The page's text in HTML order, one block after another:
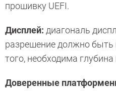
прошивку UEFI.
Дисплей: диагональ
разрешение должно быть
того, необходима
Доверенные